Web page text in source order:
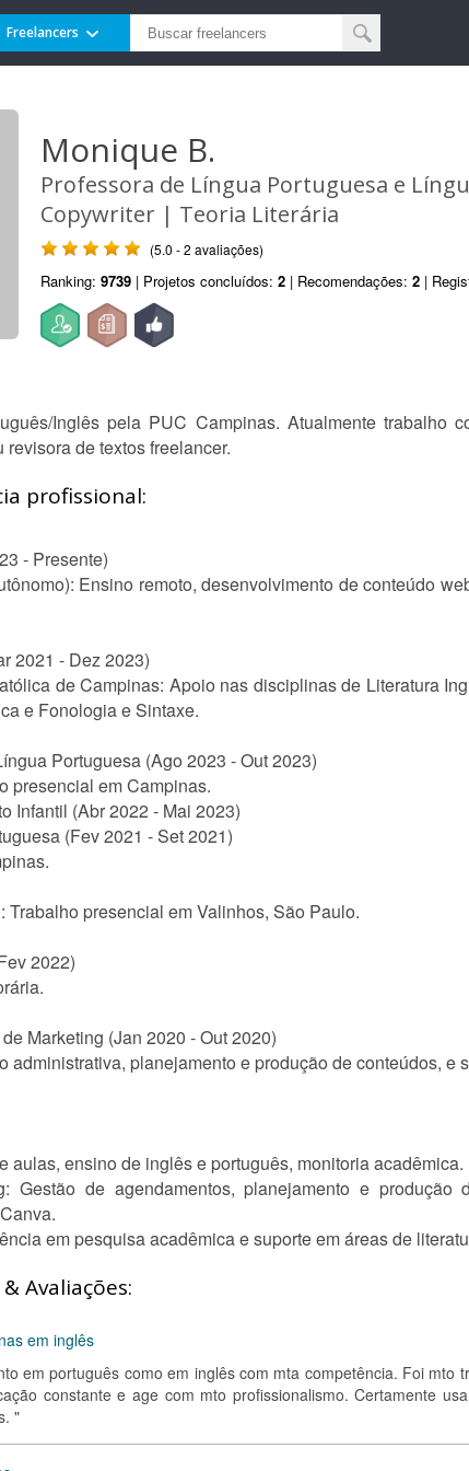
Freelancers
Monique B.
Professora de Língua Portuguesa e
Copywriter | Teoria Literária
(5.0 - 2 avaliações)
Ranking: 9739 | Projetos concluídos: 2 | Recomendações: 2 |
Inglês pela PUC Campinas. Atualmente trabalho
de textos freelancer.
profissional:
- Presente)
Ensino remoto, desenvolvimento de conteúdo
2021 - Dez 2023)
de Campinas: Apoio nas disciplinas de Literatura
e Fonologia e Sintaxe.
Portuguesa (Ago 2023 - Out 2023)
presencial em Campinas.
Infantil (Abr 2022 - Mai 2023)
(Fev 2021 - Set 2021)
Trabalho presencial em Valinhos, São Paulo.
2022)
Marketing (Jan 2020 - Out 2020)
administrativa, planejamento e produção de conteúdos, e
aulas, ensino de inglês e português, monitoria acadêmica.
Gestão de agendamentos, planejamento e
em pesquisa acadêmica e suporte em áreas de
Avaliações:
em inglês
em português como em inglês com mta competência. Foi mto
constante e age com mto profissionalismo. Certamente
"